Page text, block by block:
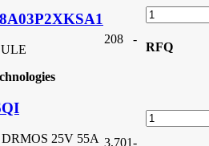
208 -
RFQ
25V 55A 3,701-